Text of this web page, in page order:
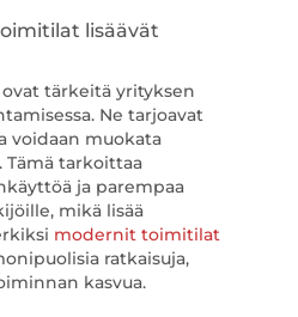
lisäävät
tärkeitä yrityksen
Ne tarjoavat
voidaan muokata
tarkoittaa
ja parempaa
mikä lisää
modernit toimitilat
ratkaisuja,
kasvua.